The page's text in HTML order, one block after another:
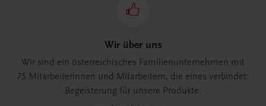
Wir über uns
Wir sind ein österreichisches Familienunternehmen mit
75 Mitarbeiterinnen und Mitarbeitern, die eines verbindet:
Begeisterung für unsere Produkte.